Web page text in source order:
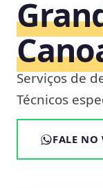
Serviços de
Técnicos
FALE NO